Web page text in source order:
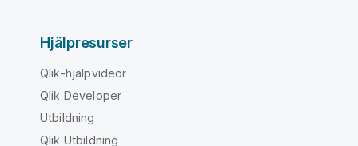
Hjälpresurser
Qlik-hjälpvideor
Qlik Developer
Utbildning
Qlik Utbildning